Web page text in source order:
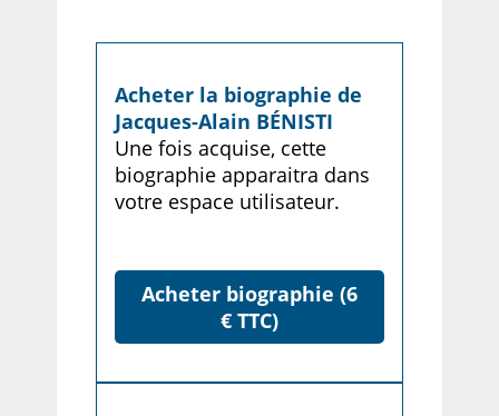
Acheter la biographie de
Jacques-Alain BÉNISTI
Une fois acquise, cette
biographie apparaitra dans
votre espace utilisateur.
Acheter biographie (6
€ TTC)